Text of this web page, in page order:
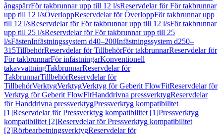
ångspärrFör takbrunnar upp till 12 l/sReservdelar för För takbrunnar
upp till 12 l/sÖverloppReservdelar för ÖverloppFör takbrunnar upp
till 12 l/sReservdelar för För takbrunnar upp till 12 l/sFör takbrunnar
upp till 25 l/sReservdelar för För takbrunnar upp till 25
l/sFästenInfästningssystem d40–200Infästningssystem d250–
315TillbehörReservdelar för TillbehörFör takbrunnarReservdelar för
För takbrunnarFör infästningarKonventionell
takavvattningTakbrunnarReservdelar för
TakbrunnarTillbehörReservdelar för
TillbehörVerktygVerktygVerktyg för Geberit FlowFitReservdelar för
Verktyg för Geberit FlowFitHanddrivna pressverktygReservdelar
för Handdrivna pressverktygPressverktyg kompatibilitet
[1]Reservdelar för Pressverktyg kompatibilitet [1]Pressverktyg
kompatibilitet [2]Reservdelar för Pressverktyg kompatibilitet
[2]RörbearbetningsverktygReservdelar för